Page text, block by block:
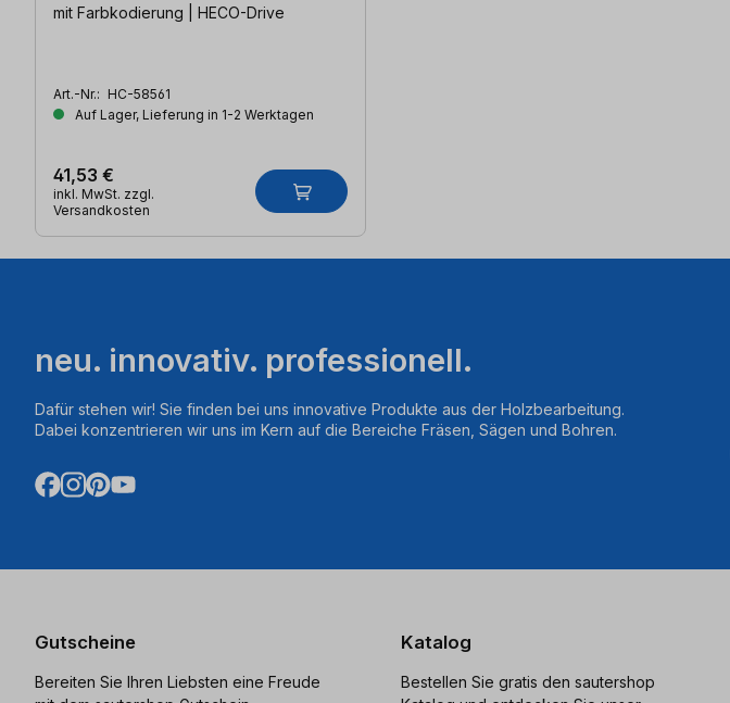
mit Farbkodierung | HECO-Drive
Art.-Nr.: HC-58561
Auf Lager, Lieferung in 1-2 Werktagen
41,53 €
inkl. MwSt. zzgl.
Versandkosten
neu. innovativ. professionell.
Dafür stehen wir! Sie finden bei uns innovative Produkte aus der Holzbearbeitung.
Dabei konzentrieren wir uns im Kern auf die Bereiche Fräsen, Sägen und Bohren.
Gutscheine
Bereiten Sie Ihren Liebsten eine Freude
Katalog
Bestellen Sie gratis den sautershop